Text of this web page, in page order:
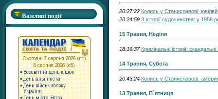
Важливі події 20:27:22 Колись у Станиславові:
20:24:59 З історії судочинства: у 1958
15 Травня, Неділя
18:16:37 Кримінальні історії:
14 Травня, Субота
20:43:24 Колись у Станиславові:
13 Травня, П`ятниця